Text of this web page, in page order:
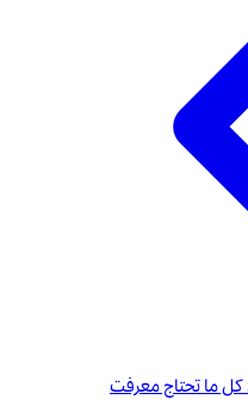
كل ما تحتاج معرفت